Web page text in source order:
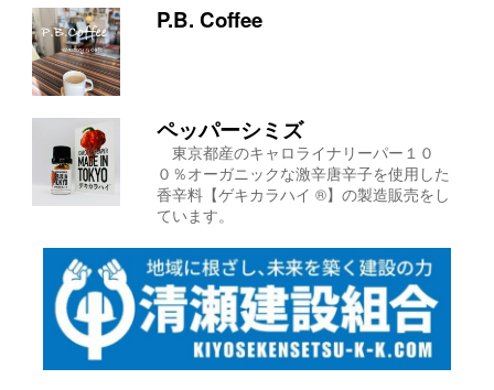
P.B. Coffee
ペッパーシミズ
東京都産のキャロライナリーパー１０
０％オーガニックな激辛唐辛子を使用した
香辛料【ゲキカラハイ ®】の製造販売をし
ています。